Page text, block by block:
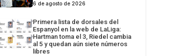
6 de agosto de 2026
Primera lista de dorsales del
Espanyol en la web de LaLiga:
Hartman toma el 3, Riedel cambia
al 5 y quedan aún siete números
libres